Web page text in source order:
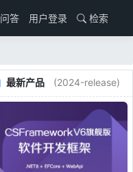
问答 用户登录 检索
最新产品 (2024-release)